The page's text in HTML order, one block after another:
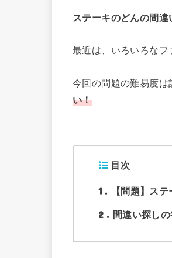
ステーキのどんの間
最近は、いろいろなフ
今回の問題の難易度は
い！
目次
1 【問題】ス
2 間違い探しの